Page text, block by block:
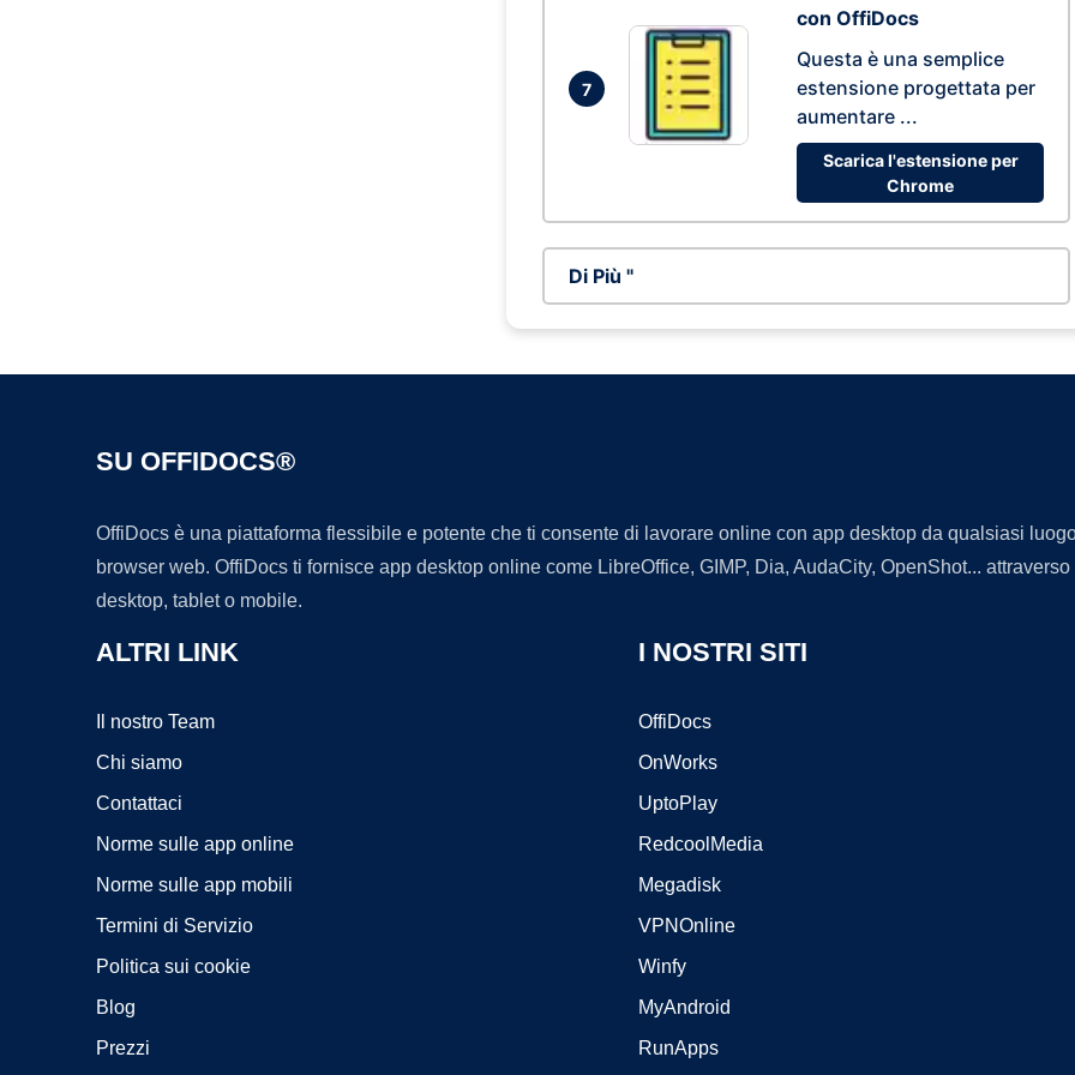
7
con OffiDocs
Questa è una semplice
estensione progettata per
aumentare ...
Scarica l'estensione per
Chrome
Di Più "
SU OFFIDOCS®
OffiDocs è una piattaforma flessibile e potente che ti consente di lavorare online con app desktop da qualsiasi
browser web. OffiDocs ti fornisce app desktop online come LibreOffice, GIMP, Dia, AudaCity, OpenShot...
desktop, tablet o mobile.
ALTRI LINK
Il nostro Team
Chi siamo
Contattaci
Norme sulle app online
Norme sulle app mobili
Termini di Servizio
Politica sui cookie
Blog
Prezzi
I NOSTRI SITI
OffiDocs
OnWorks
UptoPlay
RedcoolMedia
Megadisk
VPNOnline
Winfy
MyAndroid
RunApps